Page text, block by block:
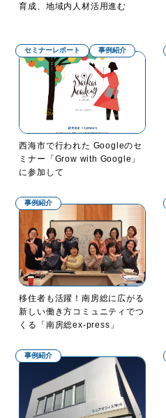
育成、地域内人材活用進む
セミナーレポート 事例紹介
西海市で行われた Googleのセ
ミナー「Grow with Google」
に参加して
事例紹介
移住者も活躍！南房総に広がる
新しい働き方コミュニティでつ
くる「南房総ex-press」
事例紹介